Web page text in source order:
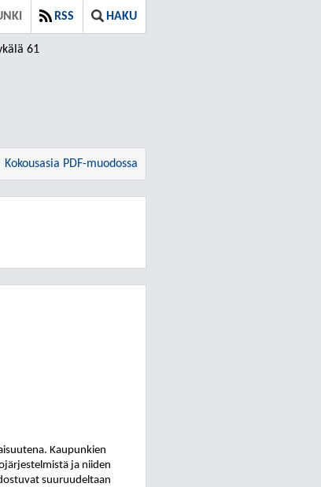
RSS HAKU
61
Kokousasia PDF-muodossa
Kaupunkien
ja niiden
suuruudeltaan